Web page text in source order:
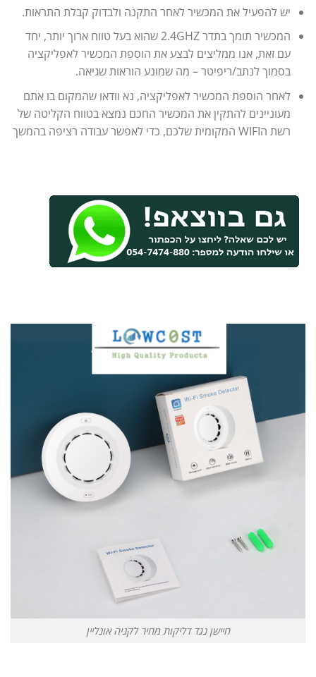
יש להפעיל את המכשיר לאחר התקנה ולבדוק קבלת התראות.
המכשיר תומך בתדר 2.4GHZ שהוא בעל טווח ארוך יותר, יחד
עם זאת, אנו ממליצים לבצע את הוספת המכשיר לאפליקציה
בסמוך לנתב/ריפיטר – מה שמונע הוראות שגיאה.
לאחר הוספת המכשיר לאפליקציה, נא וודאו שהמקום בו אתם
מעוניינים להתקין את המכשיר החכם נמצא בטווח הקליטה של
רשת הWIFI המקומית שלכם, כדי לאפשר עבודה רציפה בהמשך
חיישן נגד דליקות מחיר לקניה אונליין